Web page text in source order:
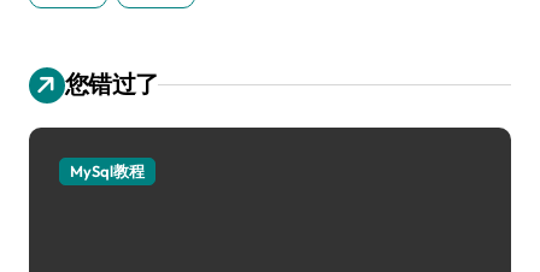
您错过了
MySql教程